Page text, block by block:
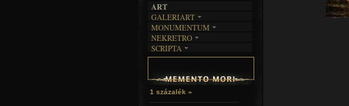
ART
GALERIART
ARTGALERI
KÉPREGÉNYEK
LAKÁSKULTS
MONUMENTUM
TEMETŐK
TEMPLOMOK
HELYEK
NEKRETRO
SZUBKULT
RELIKVIÁK
SCRIPTA
NOVELLÁK
HALÁLTÁNC
1 százalék »